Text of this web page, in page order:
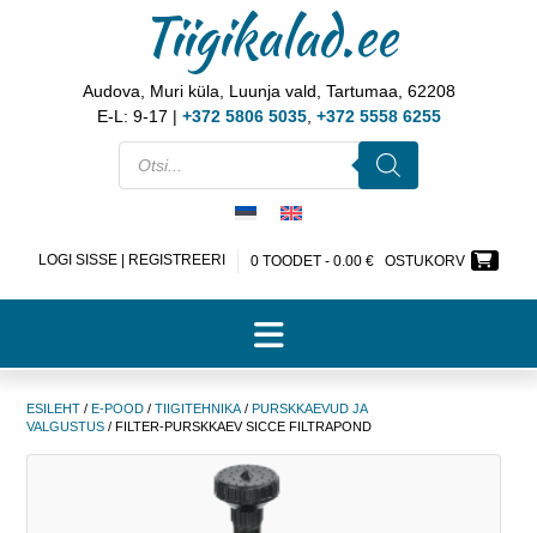
Tiigikalad.ee
Audova, Muri küla, Luunja vald, Tartumaa, 62208
E-L: 9-17 | +372 5806 5035, +372 5558 6255
LOGI SISSE | REGISTREERI 0 TOODET - 0.00 € OSTUKORV
ESILEHT / E-POOD / TIIGITEHNIKA / PURSKKAEVUD JA
VALGUSTUS / FILTER-PURSKKAEV SICCE FILTRAPOND